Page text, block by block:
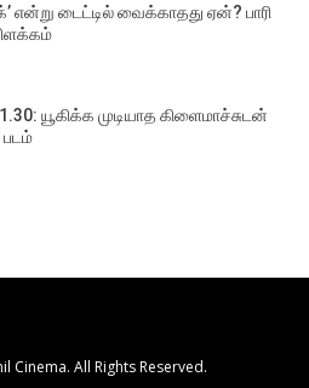
என்று டைட்டில் வைக்காதது ஏன்? பாரி
யூகிக்க முடியாத கிளைமாச்சுடன்
படம்
Cinema. All Rights Reserved.